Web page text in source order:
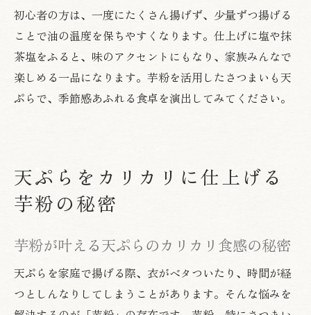
初心者の方は、一度にたくさん揚げず、少量ずつ揚げる
ことで油の温度を保ちやすくなります。仕上げに塩や抹
茶塩をふると、味のアクセントにもなり、家族みんなで
楽しめる一品になります。芋粉を活用したさつまいも天
ぷらで、季節感あふれる食卓を演出してみてください。
天ぷらをカリカリに仕上げる
芋粉の秘密
芋粉が叶える天ぷらのカリカリ食感の秘密
天ぷらを家庭で揚げる際、衣がベタついたり、時間が経
つとしんなりしてしまうことがあります。そんな悩みを